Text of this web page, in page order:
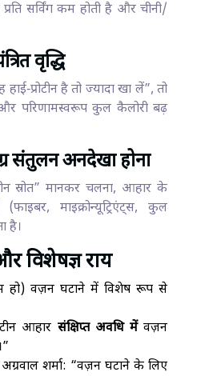
सर्विंग कम होती है और चीनी/
वृद्धि
है तो ज्यादा खा लें”, तो
परिणामस्वरूप कुल कैलोरी बढ़
संतुलन अनदेखा होना
स्रोत” मानकर चलना, आहार के
माइक्रोन्यूट्रिएंट्स, कुल
है।
विशेषज्ञ राय
हो) वज़न घटाने में विशेष रूप से
आहार संक्षिप्त अवधि मेंवज़न
अग्रवाल शर्मा: “वज़न घटाने के लिए